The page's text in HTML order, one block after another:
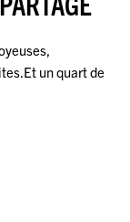
un quart de